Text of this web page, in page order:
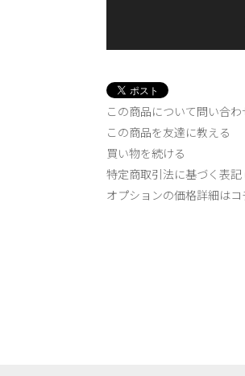
この商品について問い合わ
この商品を友達に教える
買い物を続ける
特定商取引法に基づく表記
オプションの価格詳細はコ